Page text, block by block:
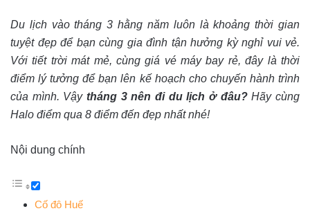
Du lịch vào tháng 3 hằng năm luôn là khoảng thời gian
tuyệt đẹp để bạn cùng gia đình tận hưởng kỳ nghỉ vui vẻ.
Với tiết trời mát mẻ, cùng giá vé máy bay rẻ, đây là thời
điểm lý tưởng để bạn lên kế hoạch cho chuyến hành trình
của mình. Vậy tháng 3 nên đi du lịch ở đâu?Hãy cùng
Halo điểm qua 8 điểm đến đẹp nhất nhé!
Nội dung chính
Cố đô Huế